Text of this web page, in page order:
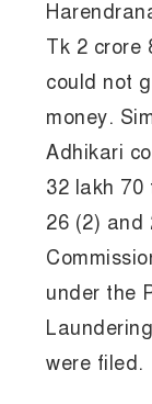
Tk 2 crore
could not
money.
Adhikari
32 lakh 70
26 (2) and
under the
were filed.